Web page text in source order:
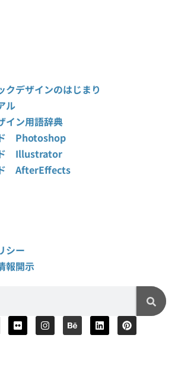
クデザインのはじまり
ル
イン用語辞典
Photoshop
ド Illustrator
AfterEffects
シー
報開示